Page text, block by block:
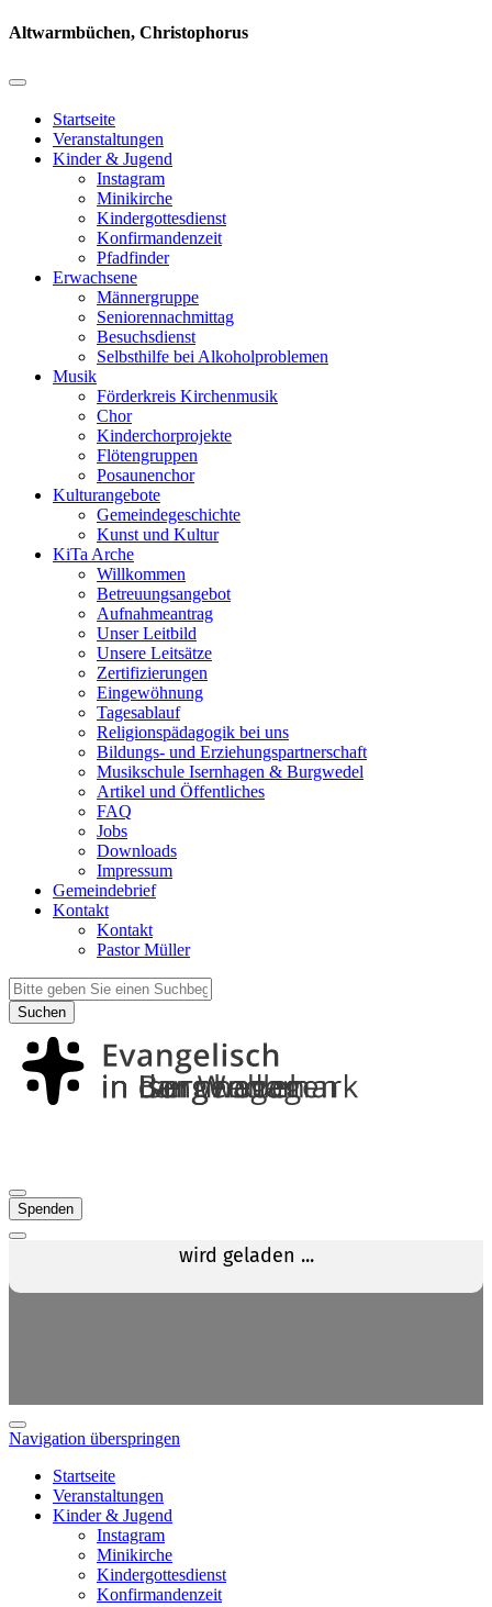
Altwarmbüchen, Christophorus
Startseite
Veranstaltungen
Kinder & Jugend
Instagram
Minikirche
Kindergottesdienst
Konfirmandenzeit
Pfadfinder
Erwachsene
Männergruppe
Seniorennachmittag
Besuchsdienst
Selbsthilfe bei Alkoholproblemen
Musik
Förderkreis Kirchenmusik
Chor
Kinderchorprojekte
Flötengruppen
Posaunenchor
Kulturangebote
Gemeindegeschichte
Kunst und Kultur
KiTa Arche
Willkommen
Betreuungsangebot
Aufnahmeantrag
Unser Leitbild
Unsere Leitsätze
Zertifizierungen
Eingewöhnung
Tagesablauf
Religionspädagogik bei uns
Bildungs- und Erziehungspartnerschaft
Musikschule Isernhagen & Burgwedel
Artikel und Öffentliches
FAQ
Jobs
Downloads
Impressum
Gemeindebrief
Kontakt
Kontakt
Pastor Müller
Suchen
Spenden
Navigation überspringen
Startseite
Veranstaltungen
Kinder & Jugend
Instagram
Minikirche
Kindergottesdienst
Konfirmandenzeit